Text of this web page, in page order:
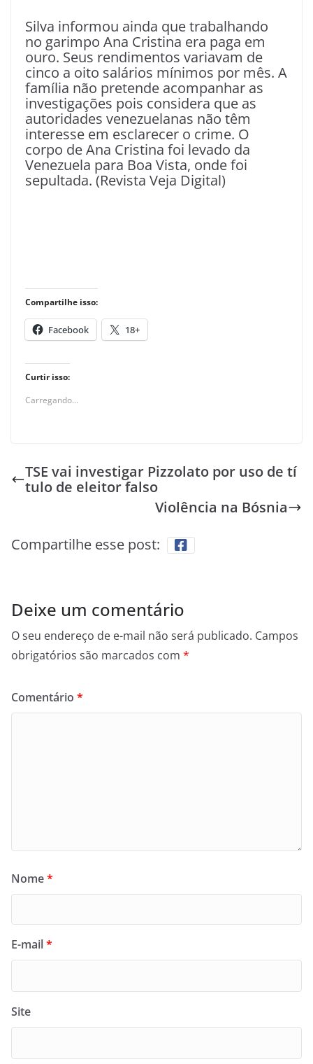
Silva informou ainda que trabalhando
no garimpo Ana Cristina era paga em
ouro. Seus rendimentos variavam de
cinco a oito salários mínimos por mês. A
família não pretende acompanhar as
investigações pois considera que as
autoridades venezuelanas não têm
interesse em esclarecer o crime. O
corpo de Ana Cristina foi levado da
Venezuela para Boa Vista, onde foi
sepultada. (Revista Veja Digital)
Compartilhe isso:
Facebook 18+
Curtir isso:
Carregando...
TSE vai investigar Pizzolato por uso de tí
tulo de eleitor falso
Violência na Bósnia
Compartilhe esse post:
Deixe um comentário
O seu endereço de e-mail não será publicado. Campos
obrigatórios são marcados com *
Comentário *
Nome*
E-mail*
Site